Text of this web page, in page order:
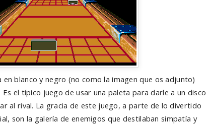
en blanco y negro (no como la imagen que os adjunto)
el típico juego de usar una paleta para darle a un disco
al rival. La gracia de este juego, a parte de lo divertido
son la galería de enemigos que destilaban simpatía y